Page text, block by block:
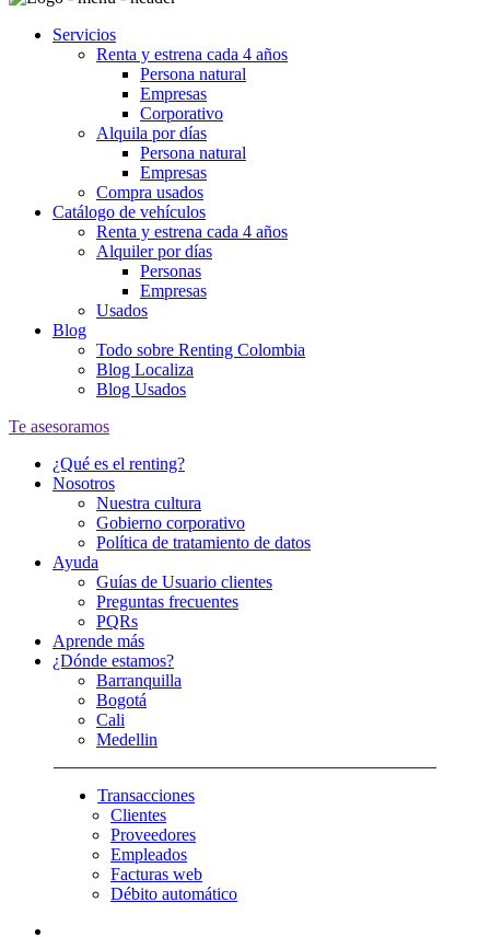
Servicios
Renta y estrena cada 4 años
Persona natural
Empresas
Corporativo
Alquila por días
Persona natural
Empresas
Compra usados
Catálogo de vehículos
Renta y estrena cada 4 años
Alquiler por días
Personas
Empresas
Usados
Blog
Todo sobre Renting Colombia
Blog Localiza
Blog Usados
Te asesoramos
¿Qué es el renting?
Nosotros
Nuestra cultura
Gobierno corporativo
Política de tratamiento de datos
Ayuda
Guías de Usuario clientes
Preguntas frecuentes
PQRs
Aprende más
¿Dónde estamos?
Barranquilla
Bogotá
Cali
Medellin
Transacciones
Clientes
Proveedores
Empleados
Facturas web
Débito automático